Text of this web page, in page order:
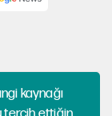
kaynağı